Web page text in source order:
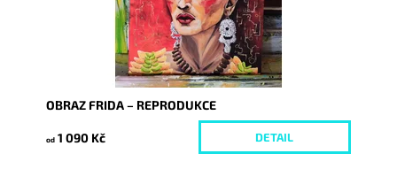
OBRAZ FRIDA – REPRODUKCE
od 1 090 Kč DETAIL